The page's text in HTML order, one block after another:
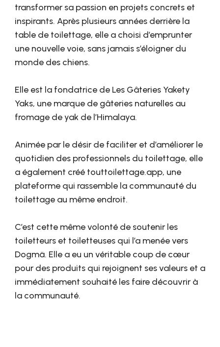
transformer sa passion en projets concrets et
inspirants. Après plusieurs années derrière la
table de toilettage, elle a choisi d’emprunter
une nouvelle voie, sans jamais s’éloigner du
monde des chiens.
Elle est la fondatrice de Les Gâteries Yakety
Yaks, une marque de gâteries naturelles au
fromage de yak de l’Himalaya.
Animée par le désir de faciliter et d’améliorer le
quotidien des professionnels du toilettage, elle
a également créé touttoilettage.app, une
plateforme qui rassemble la communauté du
toilettage au même endroit.
C’est cette même volonté de soutenir les
toiletteurs et toiletteuses qui l’a menée vers
Dogmä. Elle a eu un véritable coup de cœur
pour des produits qui rejoignent ses valeurs et a
immédiatement souhaité les faire découvrir à
la communauté.